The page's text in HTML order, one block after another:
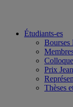
Étudiants-es
Bourses
Prix
Thèses